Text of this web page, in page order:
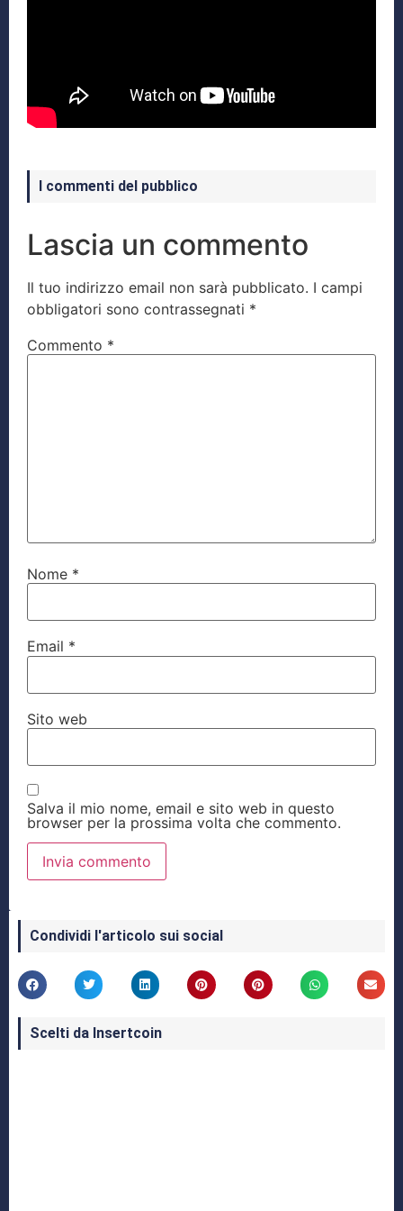
I commenti del pubblico
Lascia un commento
Il tuo indirizzo email non sarà pubblicato. I campi
obbligatori sono contrassegnati *
Commento *
Nome *
Email *
Sito web
Salva il mio nome, email e sito web in questo
browser per la prossima volta che commento.
Condividi l'articolo sui social
Scelti da Insertcoin